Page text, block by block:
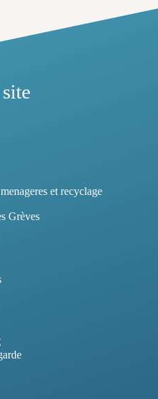
et recyclage
Grèves